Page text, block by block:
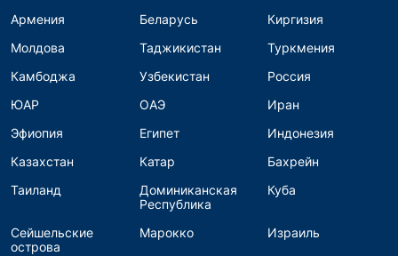
Армения
Беларусь
Киргизия
Молдова
Таджикистан
Туркмения
Камбоджа
Узбекистан
Россия
ЮАР
ОАЭ
Иран
Эфиопия
Египет
Индонезия
Казахстан
Катар
Бахрейн
Таиланд
Доминиканская
Республика
Куба
Сейшельские
острова
Марокко Израиль